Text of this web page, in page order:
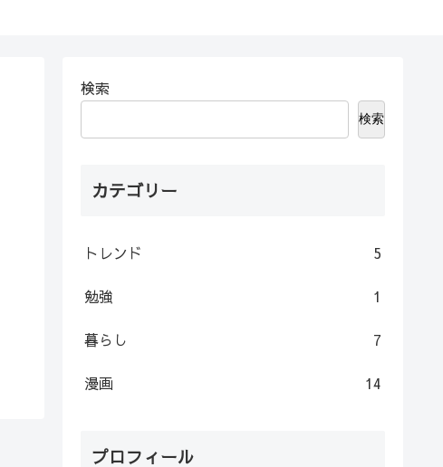
検索
検索
カテゴリー
トレンド 5
勉強 1
暮らし 7
漫画 14
プロフィール